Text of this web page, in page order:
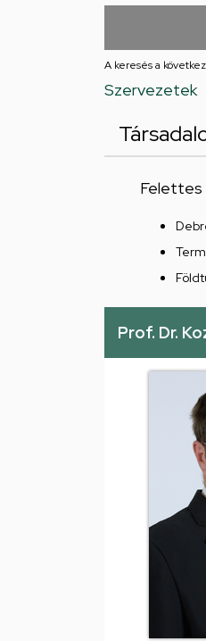
A keresés a
Szervezetek
Felettes
Prof. Dr.